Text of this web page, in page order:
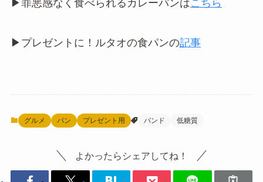
▶︎罪悪感なく食べられるカレーパンはこちら
▶︎プレゼントに！ルタオの食パンの記事
グルメ パン プレゼント用 パンド 低糖質
よかったらシェアしてね！